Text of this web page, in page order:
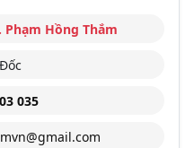
Phạm Hồng Thắm
035